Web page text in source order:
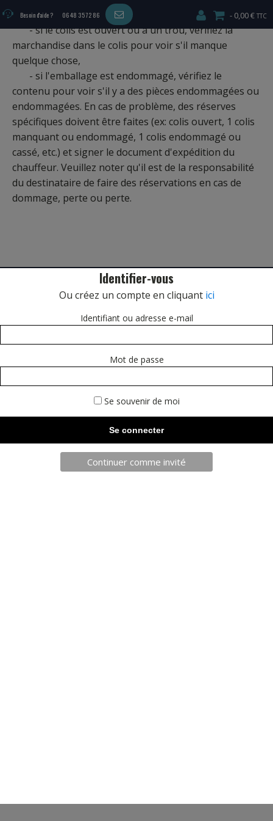
Besoin d'aide ? 06 48 35 72 86 0,00 €
livraison,
- si le colis est ouvert ou a un trou, vérifiez la
marchandise dans le colis pour voir s'il manque
quelque chose,
- si l'emballage est endommagé, vérifiez le
contenu pour voir s'il y a des pièces endommagées ou
endommagées. En cas de problème, des réserves
spécifiques doivent être faites (ex: colis ouvert, 1 colis
manquant ou endommagé, 1 colis endommagé ou
cassé, etc.) et signer le document d'expédition du
chauffeur. Veuillez noter qu'il est de la responsabilité
du destinataire de faire des réservations en cas de
dommage, perte ou perte.
TELECHARGEZ NOTRE BROCHURE
SARL JPCA - SportServ
1 Allée d'Effiat, BAT A
91160 Longjumeau
Identifier-vous
Ou créez un compte en cliquant ici
Identifiant ou adresse e-mail
Mot de passe
Se souvenir de moi
Continuer comme invité